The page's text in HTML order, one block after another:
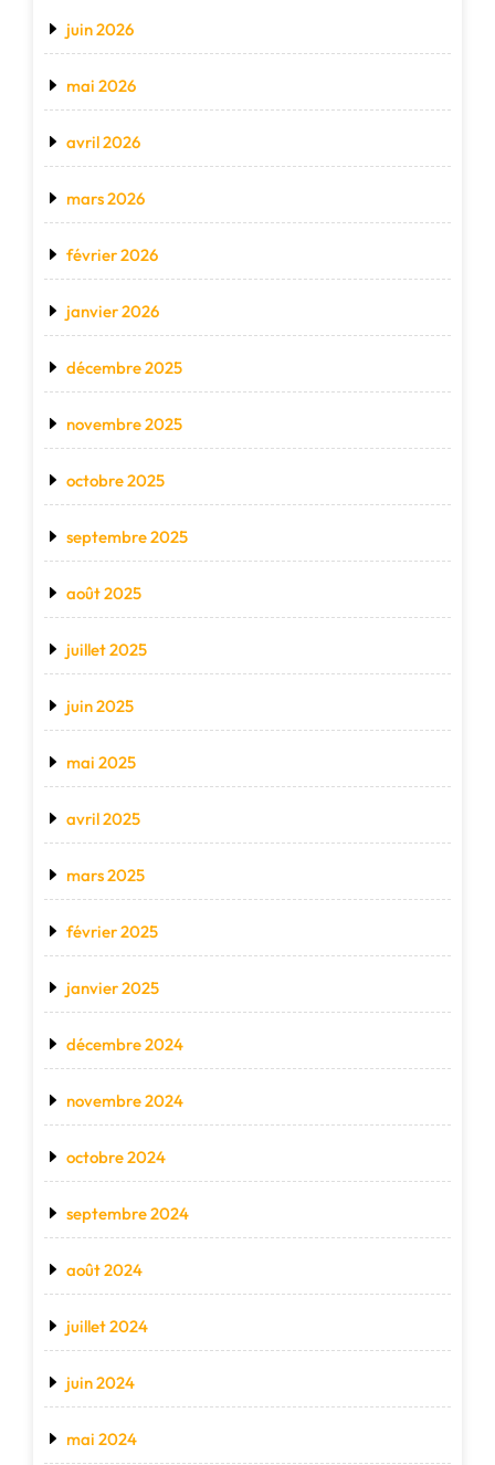
juin 2026
mai 2026
avril 2026
mars 2026
février 2026
janvier 2026
décembre 2025
novembre 2025
octobre 2025
septembre 2025
août 2025
juillet 2025
juin 2025
mai 2025
avril 2025
mars 2025
février 2025
janvier 2025
décembre 2024
novembre 2024
octobre 2024
septembre 2024
août 2024
juillet 2024
juin 2024
mai 2024